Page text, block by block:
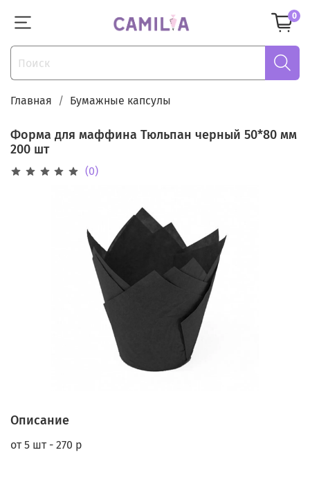
0
Главная Бумажные капсулы
Форма для маффина Тюльпан черный 50*80 мм
200 шт
(0)
Описание
от 5 шт - 270 р